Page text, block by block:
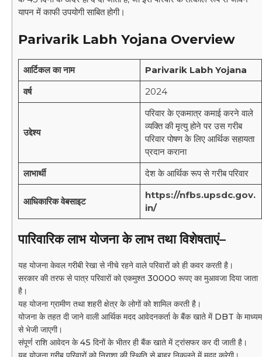
यापन में काफी उपयोगी साबित होगी।
Parivarik Labh Yojana Overview
आर्टिकल का नाम
Parivarik Labh Yojana
वर्ष
2024
उद्देश्य
परिवार के एकमात्र कमाई करने वाले
व्यक्ति की मृत्यु होने पर उस गरीब
परिवार पोषण के लिए आर्थिक सहायता
प्रदान कराना
लाभार्थी
देश के आर्थिक रूप से गरीब परिवार
आधिकारिक वेबसाइट
https://nfbs.upsdc.gov.
in/
पारिवारिक लाभ योजना के लाभ तथा विशेषताएं–
यह योजना केवल गरीबी रेखा से नीचे रहने वाले परिवारों को ही कवर करती है।
सरकार की तरफ से पात्र परिवारों को एकमुश्त 30000 रूपए का मुआवजा दिया जाता
है।
यह योजना ग्रामीण तथा शहरी क्षेत्र के लोगों को शामिल करती है।
योजना के तहत दी जाने वाली आर्थिक मदद आवेदनकर्ता के बैंक खाते में DBT के माध्यम
से भेजी जाएगी।
संपूर्ण राशि आवेदन के 45 दिनों के भीतर ही बैंक खाते में ट्रांसफर कर दी जाती है।